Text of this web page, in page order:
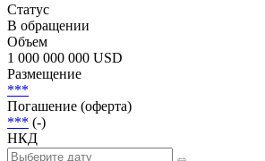
Статус
В обращении
Объем
1 000 000 000 USD
Размещение
***
Погашение (оферта)
*** (-)
НКД